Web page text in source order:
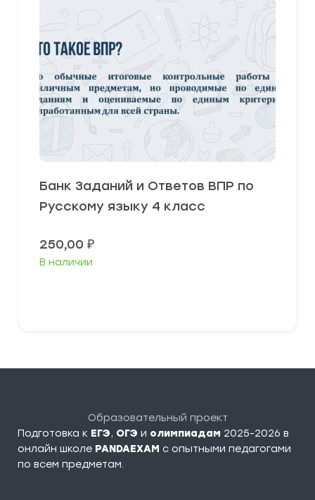
Банк Заданий и Ответов ВПР по
Русскому языку 4 класс
250,00 ₽
В наличии
Образовательный проект
Подготовка к ЕГЭ, ОГЭ и олимпиадам 2025-2026 в
онлайн школе PANDAEXAM c опытными педагогами
по всем предметам.